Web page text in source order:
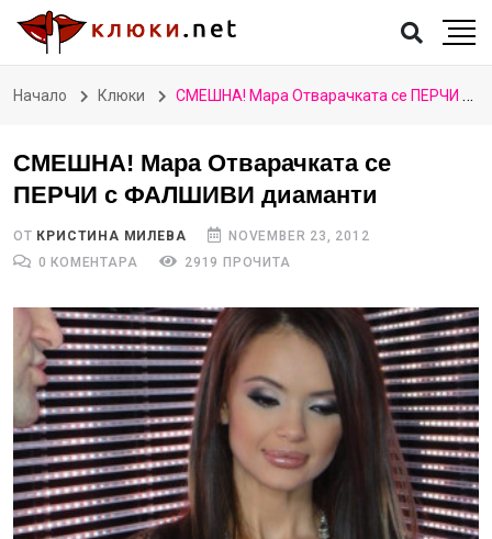
Начало Клюки СМЕШНА! Мара Отварачката се ПЕРЧИ с ФАЛШИВИ диаманти
СМЕШНА! Мара Отварачката се
ПЕРЧИ с ФАЛШИВИ диаманти
ОТ КРИСТИНА МИЛЕВА
NOVEMBER 23, 2012
0 КОМЕНТАРА
2919 ПРОЧИТА